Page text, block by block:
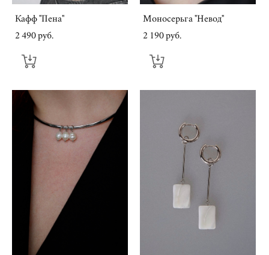
Кафф "Пена"
2 490 pуб.
Моносерьга "Невод"
2 190 pуб.